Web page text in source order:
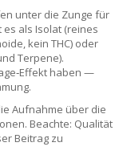
unter die Zunge für
als Isolat (reines
kein THC) oder
Terpene).
haben —
Aufnahme über die
Beachte: Qualität
Beitrag zu